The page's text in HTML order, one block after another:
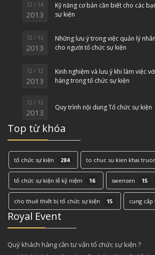
12 / 14
2013
Kỹ năng cơ bản cần biết cho các
sự kiện
12 / 13
2013
Những lưu ý trong việc quản lý
cho người tổ chức sự kiện
12 / 12
2013
Kinh nghiệm và lưu ý khi làm việc
hàng trong tổ chức sự kiện
12 / 12
2013 Quy trình nội dung Tổ chức sự kiện
Top từ khóa
tổ chức sự kiện 284 to chuc su kien khai
tổ chức sự kiện lễ kỷ niệm 16 swensen 15
cho thuê thiết bị tổ chức sự kiện 15 cung cấp
Royal Event
Quý khách hàng cần tư vấn tổ chức sự kiện ?